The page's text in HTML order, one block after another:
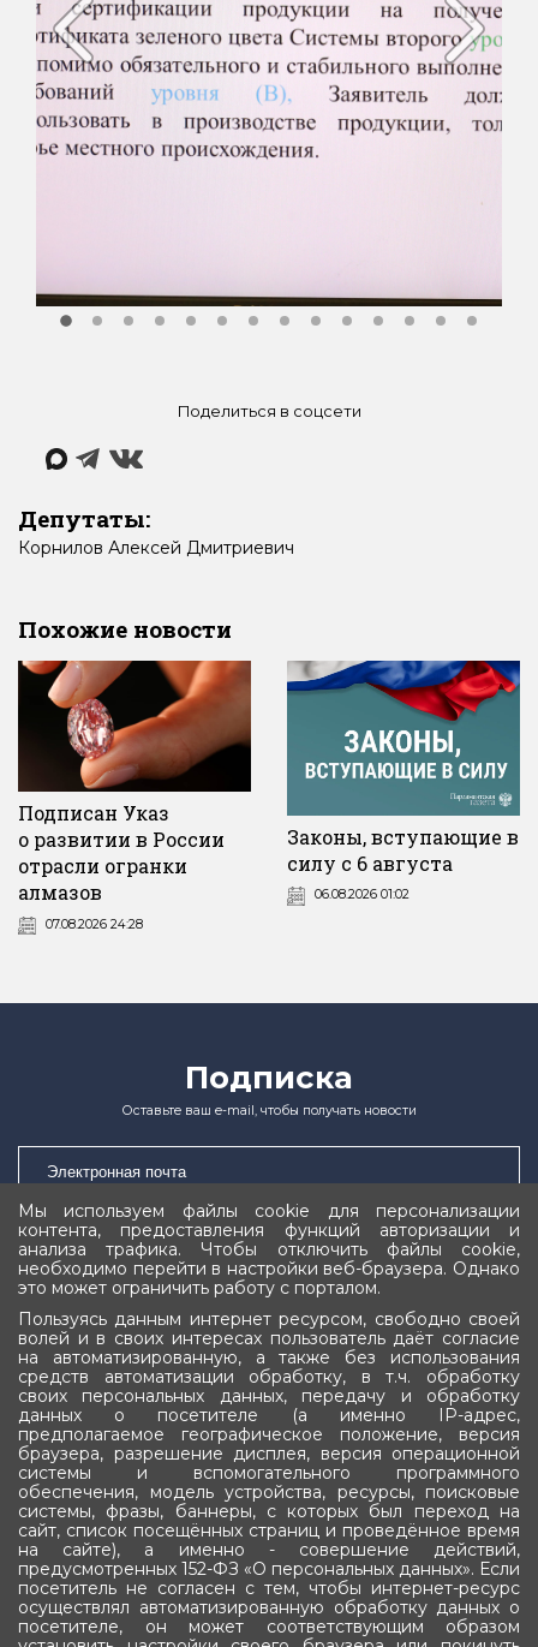
Поделиться в соцсети
Депутаты:
Корнилов Алексей Дмитриевич
Похожие новости
Подписан Указ
о развитии в России
отрасли огранки
алмазов
07.08.2026 24:28
Законы, вступающие в
силу с 6 августа
06.08.2026 01:02
Подписка
Оставьте ваш e-mail, чтобы получать новости
Подписаться
Государственное Собрание (Ил Тумэн)
Республики Саха (Якутия)
Мы используем файлы cookie для персонализации
контента, предоставления функций авторизации и
анализа трафика. Чтобы отключить файлы cookie,
необходимо перейти в настройки веб-браузера. Однако
это может ограничить работу с порталом.
Пользуясь данным интернет ресурсом, свободно своей
волей и в своих интересах пользователь даёт согласие
на автоматизированную, а также без использования
средств автоматизации обработку, в т.ч. обработку
своих персональных данных, передачу и обработку
данных о посетителе (а именно IP-адрес,
предполагаемое географическое положение, версия
браузера, разрешение дисплея, версия операционной
системы и вспомогательного программного
обеспечения, модель устройства, ресурсы, поисковые
системы, фразы, баннеры, с которых был переход на
сайт, список посещённых страниц и проведённое время
на сайте), а именно - совершение действий,
предусмотренных 152-ФЗ «О персональных данных». Если
посетитель не согласен с тем, чтобы интернет-ресурс
осуществлял автоматизированную обработку данных о
посетителе, он может соответствующим образом